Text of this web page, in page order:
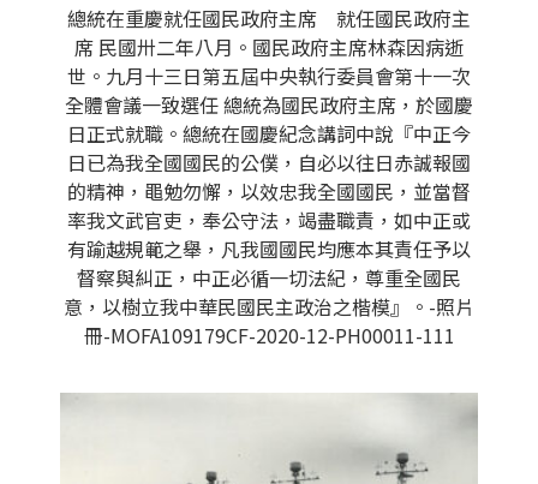
總統在重慶就任國民政府主席 就任國民政府主
席 民國卅二年八月。國民政府主席林森因病逝
世。九月十三日第五屆中央執行委員會第十一次
全體會議一致選任 總統為國民政府主席，於國慶
日正式就職。總統在國慶紀念講詞中說『中正今
日已為我全國國民的公僕，自必以往日赤誠報國
的精神，黽勉勿懈，以效忠我全國國民，並當督
率我文武官吏，奉公守法，竭盡職責，如中正或
有踰越規範之舉，凡我國國民均應本其責任予以
督察與糾正，中正必循一切法紀，尊重全國民
意，以樹立我中華民國民主政治之楷模』。-照片
冊-MOFA109179CF-2020-12-PH00011-111